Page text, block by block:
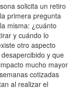
solicita un retiro
primera pregunta
misma: ¿cuánto
y cuándo lo
otro aspecto
y que
mucho mayor
cotizadas
al realizar el